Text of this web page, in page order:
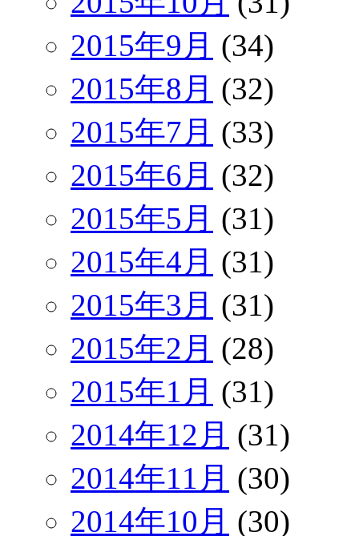
2015年9月 (34)
2015年8月 (32)
2015年7月 (33)
2015年6月 (32)
2015年5月 (31)
2015年4月 (31)
2015年3月 (31)
2015年2月 (28)
2015年1月 (31)
2014年12月 (31)
2014年11月 (30)
2014年10月 (30)